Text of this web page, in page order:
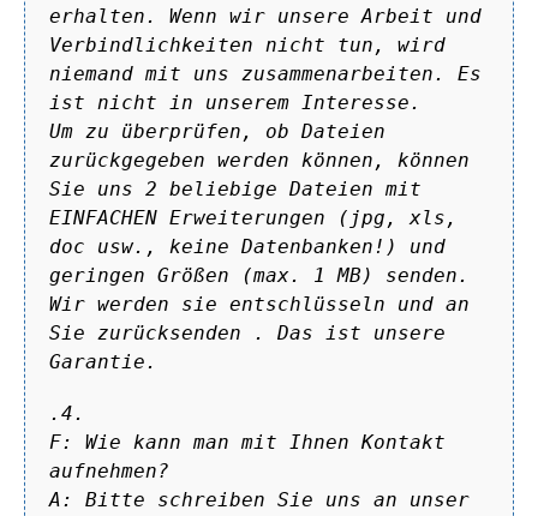
erhalten. Wenn wir unsere Arbeit und
Verbindlichkeiten nicht tun, wird
niemand mit uns zusammenarbeiten. Es
ist nicht in unserem Interesse.
Um zu überprüfen, ob Dateien
zurückgegeben werden können, können
Sie uns 2 beliebige Dateien mit
EINFACHEN Erweiterungen (jpg, xls,
doc usw., keine Datenbanken!) und
geringen Größen (max. 1 MB) senden.
Wir werden sie entschlüsseln und an
Sie zurücksenden . Das ist unsere
Garantie.
.4.
F: Wie kann man mit Ihnen Kontakt
aufnehmen?
A: Bitte schreiben Sie uns an unser